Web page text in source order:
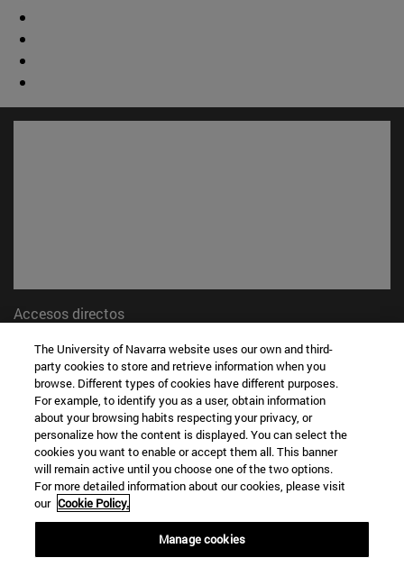
Accesos directos
Mi correo(abre en nueva ventana)
Aula virtual ADI(abre en nueva ventana)
Búsqueda de personas(abre en nueva ventana)
Trabaja con nosotros(abre en nueva ventana)
Información
TFNO +34 948 42 56 00
¿QUÉ GRADO TE INTERESA?
¿QUÉ MÁSTER TE INTERESA?
© Universidad de Navarra
The University of Navarra website uses our own and third-
party cookies to store and retrieve information when you
browse. Different types of cookies have different purposes.
For example, to identify you as a user, obtain information
about your browsing habits respecting your privacy, or
personalize how the content is displayed. You can select the
cookies you want to enable or accept them all. This banner
will remain active until you choose one of the two options.
For more detailed information about our cookies, please visit
our Cookie Policy.
Manage cookies